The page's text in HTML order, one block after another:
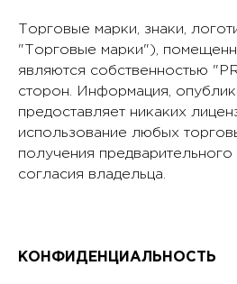
Торговые марки, знаки,
"Торговые марки"),
являются собственностью
сторон. Информация,
предоставляет никаких
использование любых
получения предварительного
согласия владельца.
КОНФИДЕНЦИАЛЬНОСТЬ